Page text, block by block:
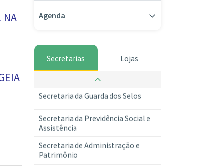
NA Agenda
Secretarias
Lojas
Secretaria da Guarda dos Selos
Secretaria da Previdência Social e
Secretaria de Administração e
Patrimônio
Secretaria de Comunicação e
Informática